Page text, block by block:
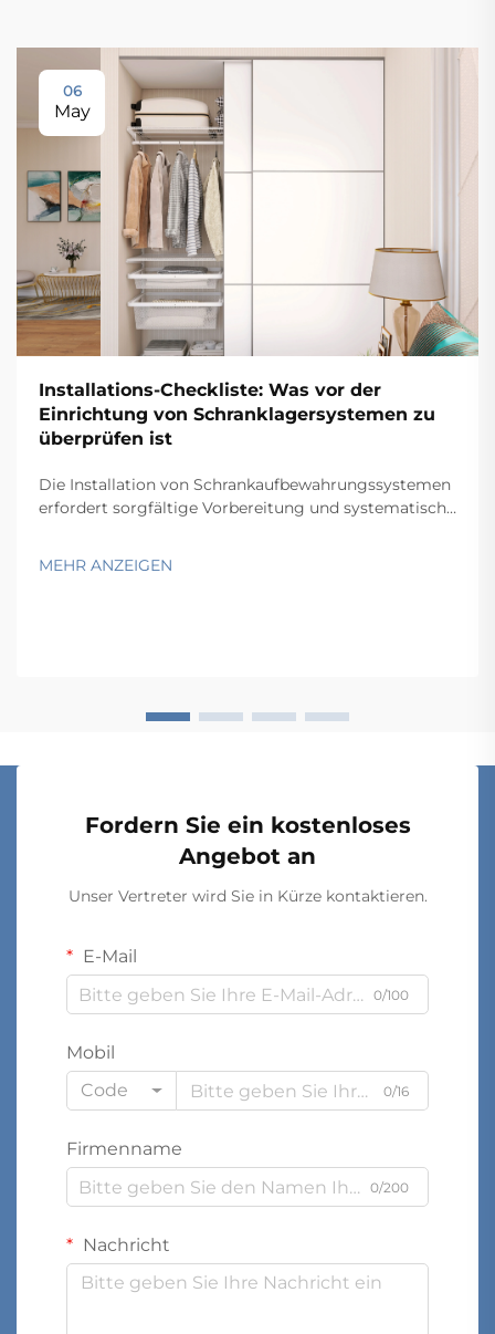
06
May
Installations-Checkliste: Was vor der
Einrichtung von Schranklagersystemen zu
überprüfen ist
Die Installation von Schrankaufbewahrungssystemen
erfordert sorgfältige Vorbereitung und systematische
Auftragnehmer und Facility-Manager wissen, dass
MEHR ANZEIGEN
Fordern Sie ein kostenloses
Angebot an
Unser Vertreter wird Sie in Kürze kontaktieren.
E-Mail
0/100
Mobil
Code
0/16
Firmenname
0/200
Nachricht